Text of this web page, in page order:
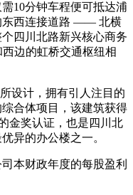
10分钟车程便可抵达浦
东西连接道路 —— 北横
四川北路新兴核心商务
边的虹桥交通枢纽相
设计，拥有引人注目的
合体项目，该建筑获得
金奖认证，也是四川北
异的办公楼之一。
本财政年度的每股盈利